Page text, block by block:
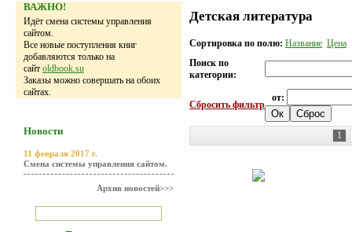
ВАЖНО!
Идёт смена системы управления
сайтом.
Все новые поступления книг
добавляются только на
сайт oldbook.su
Заказы можно совершать на обоих
сайтах.
Новости
11 февраля 2017 г.
Смена системы управления сайтом.
Архив новостей>>>
Детская литература
Сортировка по полю: Название Цена
Поиск по
категории:
Сбросить фильтр
от:
1